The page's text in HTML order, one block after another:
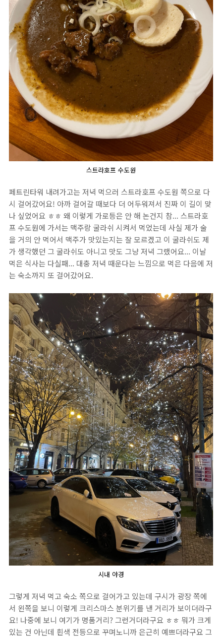
스트라호프 수도원
페트린타워 내려가고는 저녁 먹으러 스트라호프 수도원 쪽으로 다
시 걸어갔어요! 아까 걸어갈 때보다 더 어두워져서 진짜 이 길이 맞
나 싶었어요 ㅎㅎ 왜 이렇게 가로등은 안 해 논건지 참... 스트라호
프 수도원에 가서는 맥주랑 굴라쉬 시켜서 먹었는데 사실 제가 술
을 거의 안 먹어서 맥주가 맛있는지는 잘 모르겠고 이 굴라쉬도 제
가 생각했던 그 굴라쉬도 아니고 맛도 그냥 저녁 그랬어요... 이날
먹은 식사는 다실패... 대충 저녁 때운다는 느낌으로 먹은 다음에 저
는 숙소까지 또 걸어갔어요.
시내 야경
그렇게 저녁 먹고 숙소 쪽으로 걸어가고 있는데 구시가 광장 쪽에
서 왼쪽을 보니 이렇게 크리스마스 분위기를 낸 거리가 보이더라구
요! 나중에 보니 여기가 명품거리? 그런거더라구요 ㅎㅎ 뭐가 크게
있는 건 아닌데 흰색 전등으로 꾸며노니까 은근히 예쁘더라구요 그